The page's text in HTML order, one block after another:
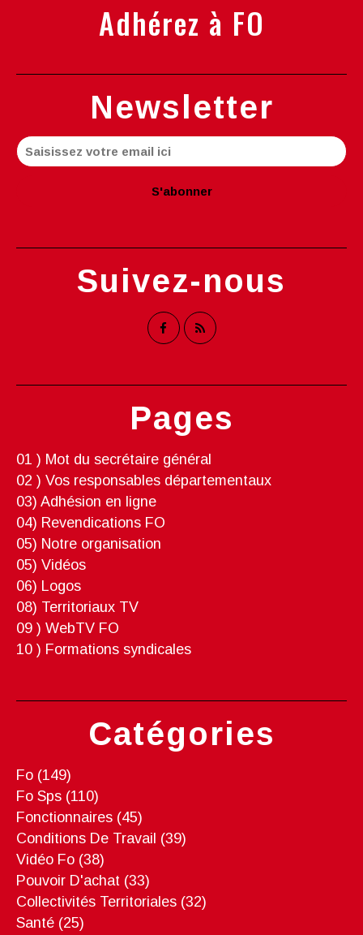
Newsletter
Catégories
Fo (149)
Fo Sps (110)
Fonctionnaires (45)
Conditions De Travail (39)
Vidéo Fo (38)
Pouvoir D'achat (33)
Collectivités Territoriales (32)
Santé (25)
Pages
01 ) Mot du secrétaire général
02 ) Vos responsables départementaux
03) Adhésion en ligne
04) Revendications FO
05) Notre organisation
05) Vidéos
06) Logos
08) Territoriaux TV
09 ) WebTV FO
10 ) Formations syndicales
Suivez-nous
Adhérez à FO